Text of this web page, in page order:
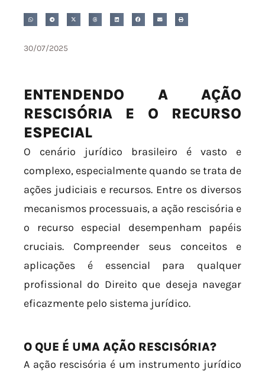
30/07/2025
ENTENDENDO A AÇÃO
RESCISÓRIA E O RECURSO
ESPECIAL
O cenário jurídico brasileiro é vasto e
complexo, especialmente quando se trata de
ações judiciais e recursos. Entre os diversos
mecanismos processuais, a ação rescisória e
o recurso especial desempenham papéis
cruciais. Compreender seus conceitos e
aplicações é essencial para qualquer
profissional do Direito que deseja navegar
eficazmente pelo sistema jurídico.
O QUE É UMA AÇÃO RESCISÓRIA?
A ação rescisória é um instrumento jurídico